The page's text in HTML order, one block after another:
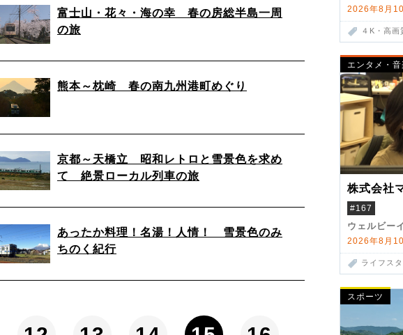
2026年8月
４K・高画
エンタメ・音
株式会社
#167
ウェルビー
2026年8月
ライフス
スポーツ
富士山・花々・海の幸 春の房総半島一周
の旅
熊本～枕崎 春の南九州港町めぐり
京都～天橋立 昭和レトロと雪景色を求め
て 絶景ローカル列車の旅
あったか料理！名湯！人情！ 雪景色のみ
ちのく紀行